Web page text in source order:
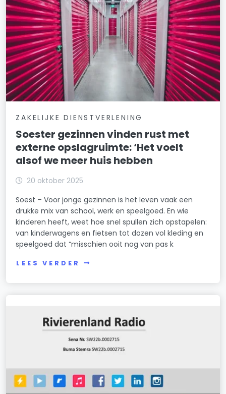
ZAKELIJKE DIENSTVERLENING
Soester gezinnen vinden rust met
externe opslagruimte: ‘Het voelt
alsof we meer huis hebben
20 oktober 2025
Soest – Voor jonge gezinnen is het leven vaak een
drukke mix van school, werk en speelgoed. En wie
kinderen heeft, weet hoe snel spullen zich opstapelen:
van kinderwagens en fietsen tot dozen vol kleding en
speelgoed dat “misschien ooit nog van pas k
LEES VERDER